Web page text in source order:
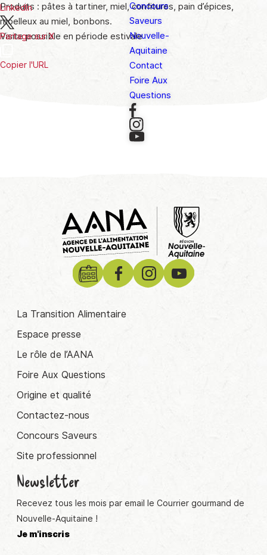
Concours
Saveurs
Nouvelle-
Aquitaine
Contact
Foire Aux
Questions
Produits : pâtes à tartiner, miel, confitures, pain d’épices,
moelleux au miel, bonbons.
Visite possible en période estivale
LinkedIn
Partage sur X
Copier l'URL
La Transition Alimentaire
Espace presse
Le rôle de l’AANA
Foire Aux Questions
Origine et qualité
Contactez-nous
Concours Saveurs
Site professionnel
Newsletter
Recevez tous les mois par email le Courrier gourmand de
Nouvelle-Aquitaine !
Je m'inscris